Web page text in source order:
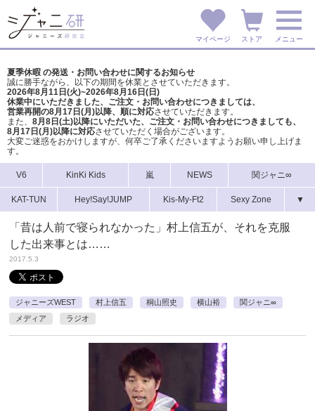
マイページ ストア メニュー
夏季休暇 の発送・お問い合わせに関するお知らせ
誠に勝手ながら、以下の期間を休業とさせていただきます。
2026年8月11日(火)~2026年8月16日(日)
休業中にいただきました、ご注文・お問い合わせにつきましては、
営業再開の8月17日(月)以降、順に対応させていただきます。
また、 8月8日(土)以降にいただいた、ご注文・ お問い合わせにつきましても、
8月17日(月)以降に対応させていただく場合がございます。
大変ご迷惑をおかけしますが、 何卒ご了承くださいますようお願い申し上げま
す。
V6 KinKi Kids 嵐 NEWS 関ジャニ∞
KAT-TUN Hey!Say!JUMP Kis-My-Ft2 Sexy Zone ▼
「昔は人前で寝られなかった」村上信五が、それを克服
した出来事とは……
2017.5.3
ジャニーズWEST 村上信五 桐山照史 横山裕
関ジャニ∞
メディア
ラジオ